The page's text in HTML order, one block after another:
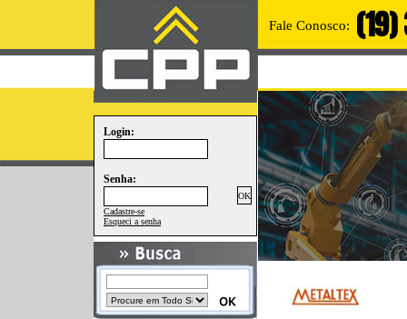
Fale Conosco:
Login:
Senha:
Cadastre-se
Esqueci a senha